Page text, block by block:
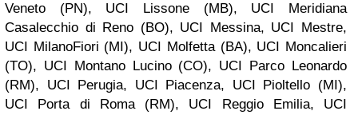
Veneto (PN), UCI Lissone (MB), UCI Meridiana
Casalecchio di Reno (BO), UCI Messina, UCI Mestre,
UCI MilanoFiori (MI), UCI Molfetta (BA), UCI Moncalieri
(TO), UCI Montano Lucino (CO), UCI Parco Leonardo
(RM), UCI Perugia, UCI Piacenza, UCI Pioltello (MI),
UCI Porta di Roma (RM), UCI Reggio Emilia, UCI